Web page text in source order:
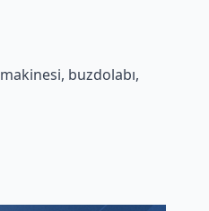
buzdolabı,